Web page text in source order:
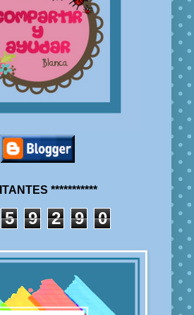
***********
5 9 2 9 0